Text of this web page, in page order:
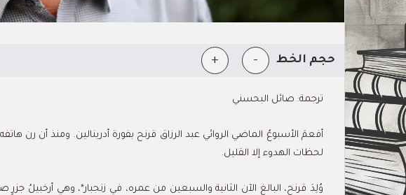
حجم الخط -
+
ترجمة: صائل البحسني
أفعمَ الأسبوعُ الماضي الروائي عبد الرزاق قرنح بفورة أدرينالين. ومنذ أن رن
لحظات الهدوء إلا القليل.
وُلِدَ قرنح، البالغ الآن الثانية والسبعين من عمره، في زنجبار*، وهي أرخبيلُ